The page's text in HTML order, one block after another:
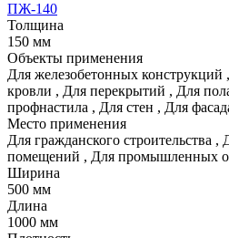
ПЖ-140
Толщина
150 мм
Объекты применения
Для железобетонных конструкций ,
кровли , Для перекрытий , Для
профнастила , Для стен , Для
Место применения
Для гражданского строительства ,
помещений , Для промышленных
Ширина
500 мм
Длина
1000 мм